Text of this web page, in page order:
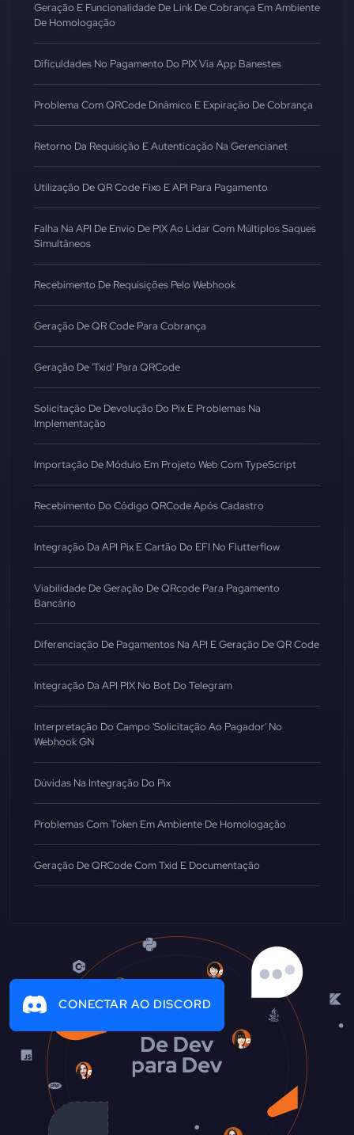
Geração E Funcionalidade De Link De Cobrança Em Ambiente
De Homologação
Dificuldades No Pagamento Do PIX Via App Banestes
Problema Com QRCode Dinâmico E Expiração De Cobrança
Retorno Da Requisição E Autenticação Na Gerencianet
Utilização De QR Code Fixo E API Para Pagamento
Falha Na API De Envio De PIX Ao Lidar Com Múltiplos Saques
Simultâneos
Recebimento De Requisições Pelo Webhook
Geração De QR Code Para Cobrança
Geração De 'txid' Para QRCode
Solicitação De Devolução Do Pix E Problemas Na
Implementação
Importação De Módulo Em Projeto Web Com TypeScript
Recebimento Do Código QRCode Após Cadastro
Integração Da API Pix E Cartão Do EFI No Flutterflow
Viabilidade De Geração De QRcode Para Pagamento
Bancário
Diferenciação De Pagamentos Na API E Geração De QR Code
Integração Da API PIX No Bot Do Telegram
Interpretação Do Campo 'Solicitação Ao Pagador' No
Webhook GN
Dúvidas Na Integração Do Pix
Problemas Com Token Em Ambiente De Homologação
Geração De QRCode Com Txid E Documentação
CONECTAR AO DISCORD